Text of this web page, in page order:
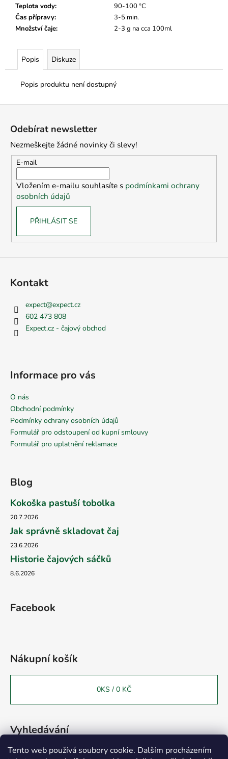
Tento web používá soubory cookie. Dalším procházením
Teplota vody:
90-100 °C
Čas přípravy:
3-5 min.
Množství čaje: 2-3 g na cca 100ml
Popis Diskuze
Popis produktu není dostupný
Odebírat newsletter
Nezmeškejte žádné novinky či slevy!
E-mail
Vložením e-mailu souhlasíte s podmínkami ochrany
osobních údajů
PŘIHLÁSIT SE
Kontakt
expect@expect.cz
602 473 808
Expect.cz - čajový obchod
Informace pro vás
O nás
Obchodní podmínky
Podmínky ochrany osobních údajů
Formulář pro odstoupení od kupní smlouvy
Formulář pro uplatnění reklamace
Blog
Kokoška pastuší tobolka
20.7.2026
Jak správně skladovat čaj
23.6.2026
Historie čajových sáčků
8.6.2026
Facebook
Nákupní košík
0KS / 0 KČ
Vyhledávání